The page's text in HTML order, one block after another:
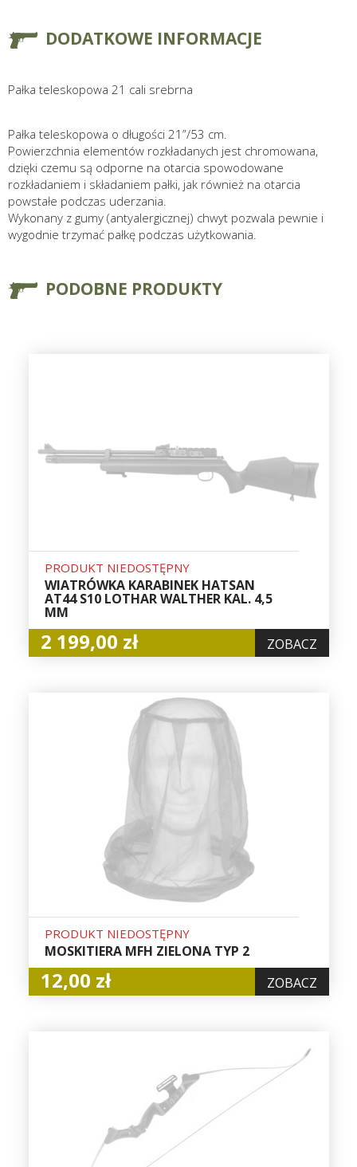
DODATKOWE INFORMACJE
Pałka teleskopowa 21 cali srebrna
Pałka teleskopowa o długości 21”/53 cm.
Powierzchnia elementów rozkładanych jest chromowana,
dzięki czemu są odporne na otarcia spowodowane
rozkładaniem i składaniem pałki, jak również na otarcia
powstałe podczas uderzania.
Wykonany z gumy (antyalergicznej) chwyt pozwala pewnie i
wygodnie trzymać pałkę podczas użytkowania.
PODOBNE PRODUKTY
PRODUKT NIEDOSTĘPNY
WIATRÓWKA KARABINEK HATSAN
AT44 S10 LOTHAR WALTHER KAL. 4,5
MM
2 199,00 zł ZOBACZ
PRODUKT NIEDOSTĘPNY
MOSKITIERA MFH ZIELONA TYP 2
12,00 zł ZOBACZ